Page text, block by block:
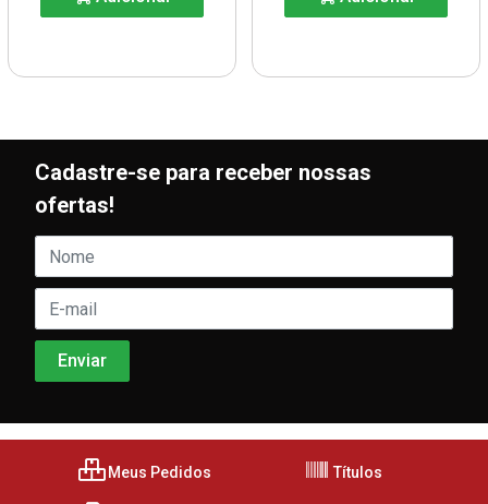
Cadastre-se para receber nossas
ofertas!
Meus Pedidos Títulos